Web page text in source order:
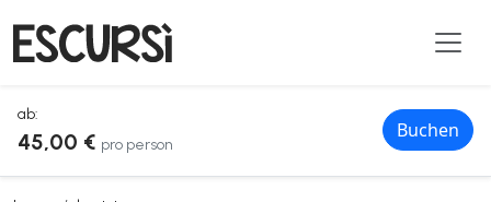
ab:
45,00 € pro person
Buchen